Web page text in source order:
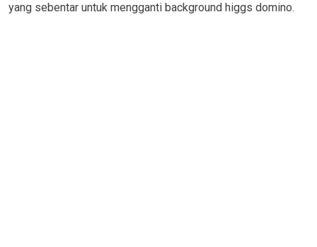
yang sebentar untuk mengganti background higgs domino.